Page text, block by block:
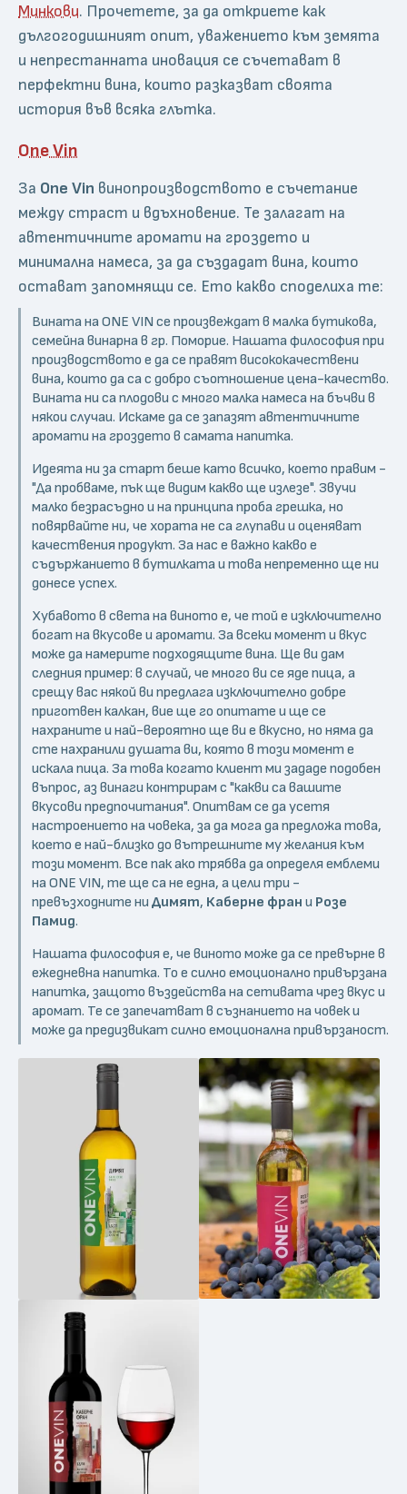
Минкови. Прочетете, за да откриете как
дългогодишният опит, уважението към земята
и непрестанната иновация се съчетават в
перфектни вина, които разказват своята
история във всяка глътка.
One Vin
За One Vin винопроизводството е съчетание
между страст и вдъхновение. Те залагат на
автентичните аромати на гроздето и
минимална намеса, за да създадат вина, които
остават запомнящи се. Ето какво споделиха те:
Вината на ONE VIN се произвеждат в малка бутикова,
семейна винарна в гр. Поморие. Нашата философия при
производството е да се правят висококачествени
вина, които да са с добро съотношение цена-качество.
Вината ни са плодови с много малка намеса на бъчви в
някои случаи. Искаме да се запазят автентичните
аромати на гроздето в самата напитка.
Идеята ни за старт беше като всичко, което правим -
"Да пробваме, пък ще видим какво ще излезе". Звучи
малко безрасъдно и на принципа проба грешка, но
повярвайте ни, че хората не са глупави и оценяват
качествения продукт. За нас е важно какво е
съдържанието в бутилката и това непременно ще ни
донесе успех.
Хубавото в света на виното е, че той е изключително
богат на вкусове и аромати. За всеки момент и вкус
може да намерите подходящите вина. Ще ви дам
следния пример: в случай, че много ви се яде пица, а
срещу вас някой ви предлага изключително добре
приготвен калкан, вие ще го опитате и ще се
нахраните и най-вероятно ще ви е вкусно, но няма да
сте нахранили душата ви, която в този момент е
искала пица. За това когато клиент ми зададе подобен
въпрос, аз винаги контрирам с "какви са вашите
вкусови предпочитания". Oпитвам се да усетя
настроението на човека, за да мога да предложа това,
което е най-близко до вътрешните му желания към
този момент. Все пак ако трябва да определя емблеми
на ONE VIN, те ще са не една, а цели три -
превъзходните ни Димят, Каберне фран и Розе
Памид.
Нашата философия е, че виното може да се превърне в
ежедневна напитка. То е силно емоционално привързана
напитка, защото въздейства на сетивата чрез вкус и
аромат. Те се запечатват в съзнанието на човек и
може да предизвикат силно емоционална привързаност.